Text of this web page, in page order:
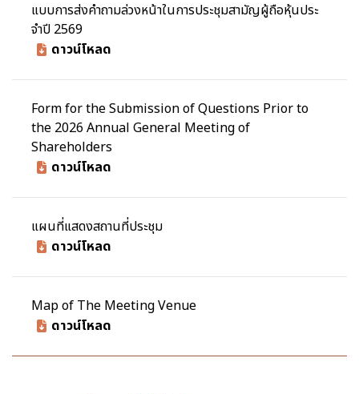
แบบการส่งคําถามล่วงหน้าในการประชุมสามัญผู้ถือหุ้นประ
จําปี 2569
ดาวน์โหลด
Form for the Submission of Questions Prior to
the 2026 Annual General Meeting of
Shareholders
ดาวน์โหลด
แผนที่แสดงสถานที่ประชุม
ดาวน์โหลด
Map of The Meeting Venue
ดาวน์โหลด